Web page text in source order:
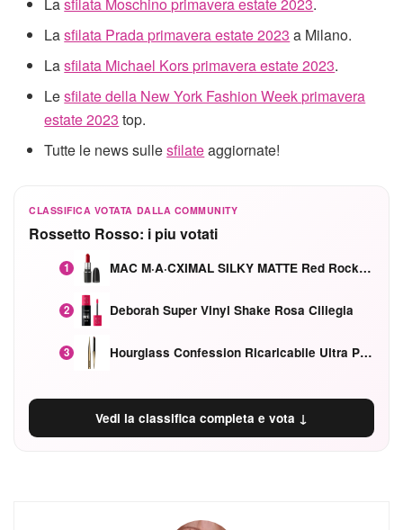
Lasfilata Moschino primavera estate 2023.
Lasfilata Prada primavera estate 2023 a Milano.
Lasfilata Michael Kors primavera estate 2023.
Lesfilate della New York Fashion Week primavera
estate 2023 top.
Tutte le news sullesfilateaggiornate!
CLASSIFICA VOTATA DALLA COMMUNITY
Rossetto Rosso: i piu votati
1 MAC M·A·CXIMAL SILKY MATTE Red Rock mat
2 Deborah Super Vinyl Shake Rosa Ciliegia
3 Hourglass Confession Ricaricabile Ultra Preciso Ad Alta Intensità Secretly Classic Red
Vedi la classifica completa e vota ↓